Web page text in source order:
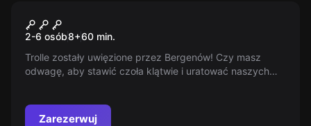
Leśne Trolle
2-6 osób8+60 min.
Trolle zostały uwięzione przez Bergenów! Czy masz
odwagę, aby stawić czoła klątwie i uratować naszych
Zarezerwuj